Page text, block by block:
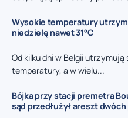
Wysokie temperatury
niedzielę nawet 31°C
Od kilku dni w Belgii utrzymują
temperatury, a w wielu...
Bójka przy stacji premetra
sąd przedłużył areszt